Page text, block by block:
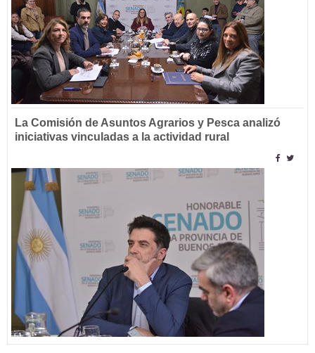
La Comisión de Asuntos Agrarios y Pesca analizó
iniciativas vinculadas a la actividad rural